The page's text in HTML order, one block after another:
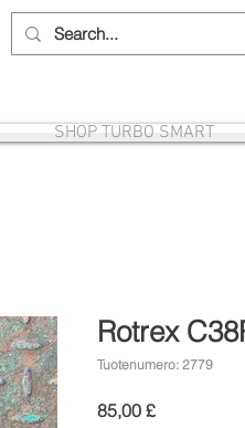
SHOP TURBO SMART
Rotrex
Tuotenumero: 2779
85,00 £Hinta